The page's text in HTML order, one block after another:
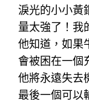
淚光的小小黃
量太強了！我
他知道，如果
會被困在一個
他將永遠失去
最後一個可以